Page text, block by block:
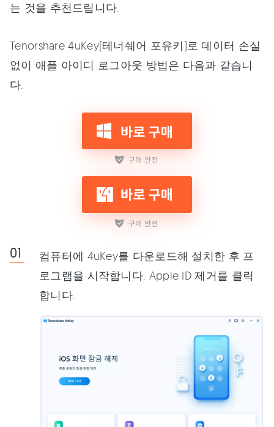
는 것을 추천드립니다.
Tenorshare 4uKey(테너쉐어 포유키)로 데이터 손실
없이 애플 아이디 로그아웃 방법은 다음과 같습니
다.
컴퓨터에 4uKey를 다운로드해 설치한 후 프
로그램을 시작합니다. Apple ID 제거를 클릭
합니다.